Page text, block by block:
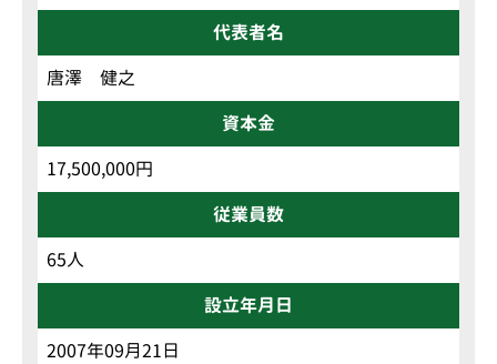
代表者名
唐澤 健之
資本金
17,500,000円
従業員数
65人
設立年月日
2007年09月21日